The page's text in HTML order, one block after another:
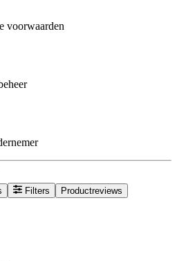
voorwaarden
Filters Productreviews